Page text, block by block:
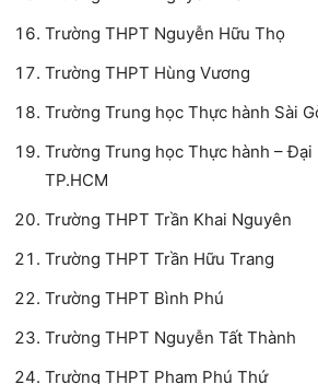
Trường THPT Nguyễn Hữu Thọ
Trường THPT Hùng Vương
Trường Trung học Thực hành Sài
Trường Trung học Thực hành – Đại
TP.HCM
Trường THPT Trần Khai Nguyên
Trường THPT Trần Hữu Trang
Trường THPT Bình Phú
Trường THPT Nguyễn Tất Thành
Trường THPT Phạm Phú Thứ